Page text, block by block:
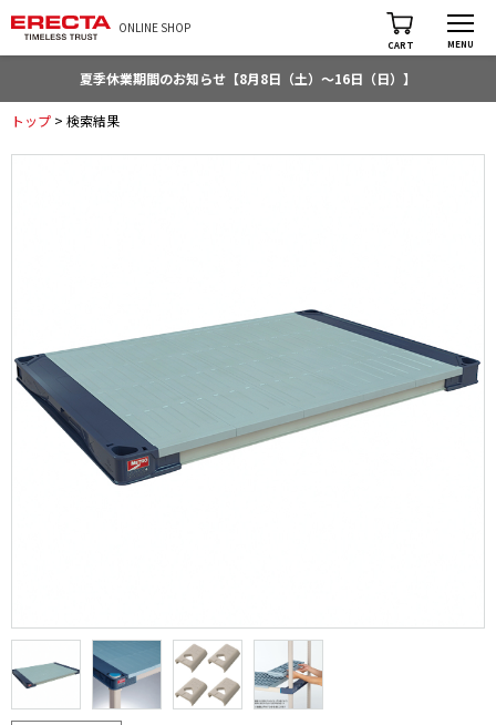
ONLINE SHOP
CART MENU
夏季休業期間のお知らせ【8月8日（土）～16日（日）】
トップ > 検索結果